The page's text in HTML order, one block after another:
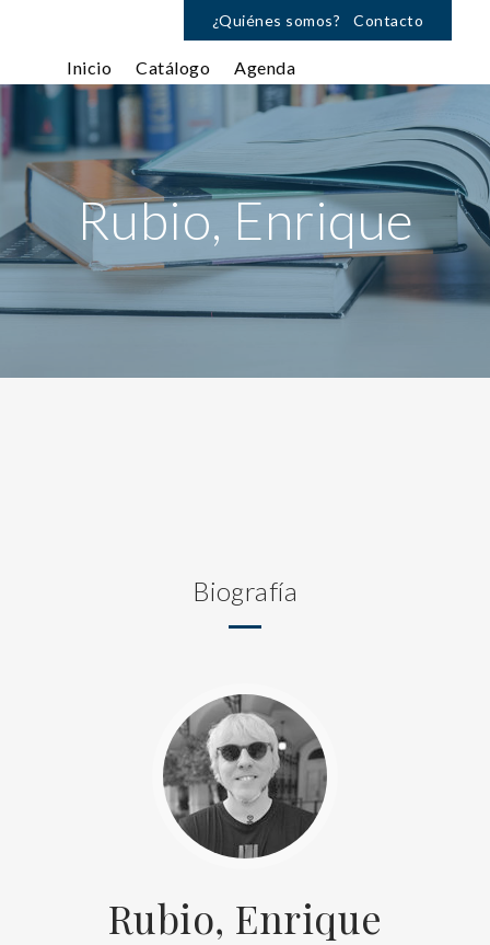
¿Quiénes somos? Contacto
Inicio Catálogo Agenda
Rubio, Enrique
Biografía
Rubio, Enrique